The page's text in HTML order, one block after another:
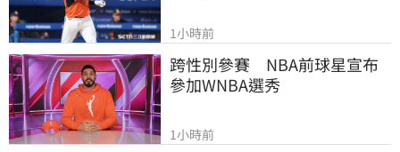
1小時前
跨性別參賽　NBA前球星宣布
參加WNBA選秀
1小時前